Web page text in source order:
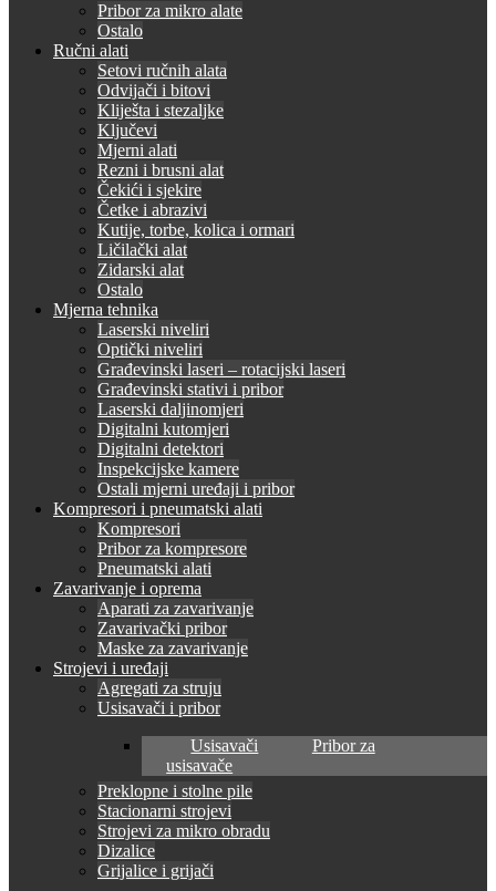
Pribor za mikro alate
Ostalo
Ručni alati
Setovi ručnih alata
Odvijači i bitovi
Kliješta i stezaljke
Ključevi
Mjerni alati
Rezni i brusni alat
Čekići i sjekire
Četke i abrazivi
Kutije, torbe, kolica i ormari
Ličilački alat
Zidarski alat
Ostalo
Mjerna tehnika
Laserski niveliri
Optički niveliri
Građevinski laseri – rotacijski laseri
Građevinski stativi i pribor
Laserski daljinomjeri
Digitalni kutomjeri
Digitalni detektori
Inspekcijske kamere
Ostali mjerni uređaji i pribor
Kompresori i pneumatski alati
Kompresori
Pribor za kompresore
Pneumatski alati
Zavarivanje i oprema
Aparati za zavarivanje
Zavarivački pribor
Maske za zavarivanje
Strojevi i uređaji
Agregati za struju
Usisavači i pribor
Usisavači
Pribor za
usisavače
Preklopne i stolne pile
Stacionarni strojevi
Strojevi za mikro obradu
Dizalice
Grijalice i grijači